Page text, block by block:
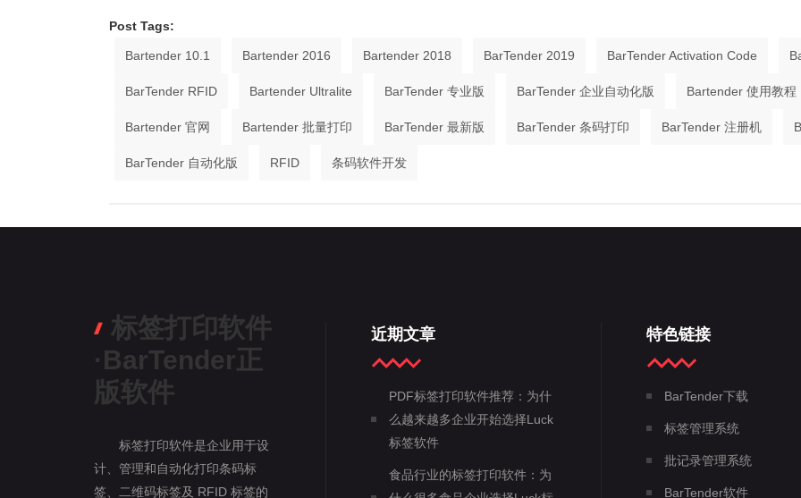
Post Tags:
Bartender 10.1 Bartender 2016 Bartender 2018 BarTender 2019 BarTender Activation Code
BarTender RFID Bartender Ultralite BarTender 专业版 BarTender 企业自动化版 Bartender 使用教程
Bartender 官网 Bartender 批量打印 BarTender 最新版 BarTender 条码打印 BarTender 注册机
BarTender 自动化版 RFID 条码软件开发
标签打印软件
·BarTender正
版软件
标签打印软件是企业用于设
计、管理和自动化打印条码标
签、二维码标签及 RFID 标签的
近期文章
PDF标签打印软件推荐：为什
么越来越多企业开始选择Luck
标签软件
食品行业的标签打印软件：为
特色链接
BarTender下载
标签管理系统
批记录管理系统
BarTender软件